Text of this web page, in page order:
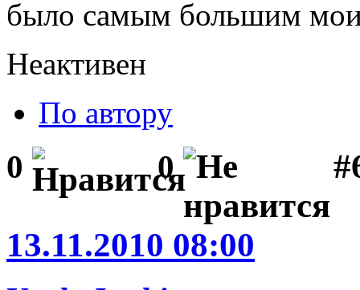
было самым большим
Неактивен
По автору
0 0
13.11.2010 08:00